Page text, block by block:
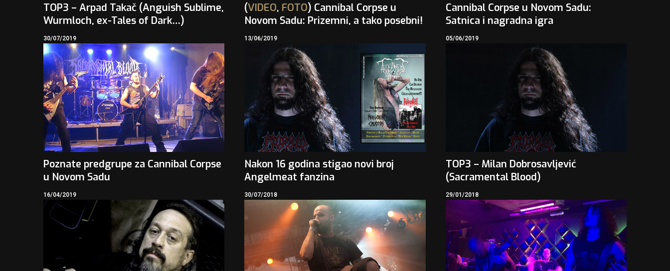
TOP3 – Arpad Takač (Anguish Sublime,
Wurmloch, ex-Tales of Dark…)
30/07/2019
(VIDEO, FOTO) Cannibal Corpse u
Novom Sadu: Prizemni, a tako posebni!
13/06/2019
Cannibal Corpse u Novom Sadu:
Satnica i nagradna igra
05/06/2019
Poznate predgrupe za Cannibal Corpse
u Novom Sadu
16/04/2019
Nakon 16 godina stigao novi broj
Angelmeat fanzina
30/07/2018
TOP3 – Milan Dobrosavljević
(Sacramental Blood)
29/01/2018